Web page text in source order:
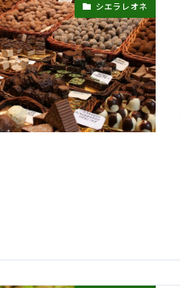
シエラレオネ